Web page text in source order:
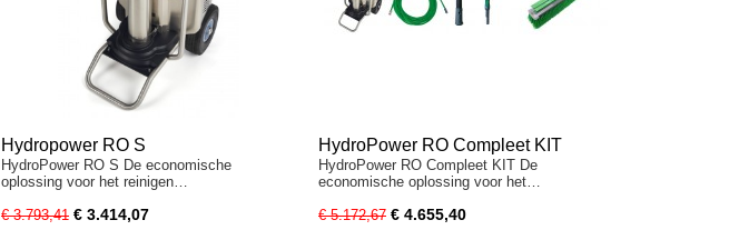
Hydropower RO S
HydroPower RO S De economische
oplossing voor het reinigen…
€ 3.793,41 € 3.414,07
HydroPower RO Compleet KIT
HydroPower RO Compleet KIT De
economische oplossing voor het…
€ 5.172,67 € 4.655,40